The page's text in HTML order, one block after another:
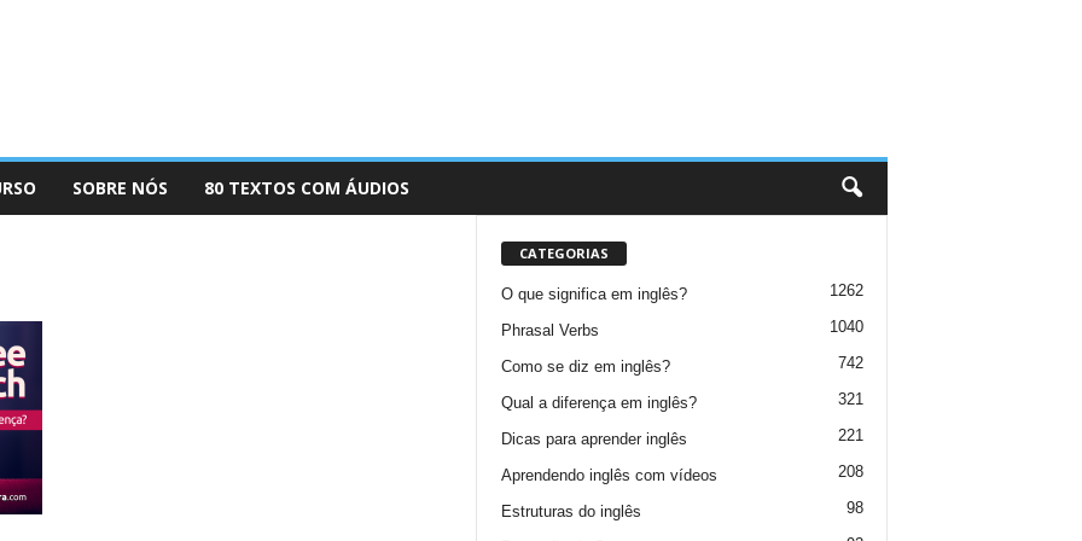
SOBRE NÓS 80 TEXTOS COM ÁUDIOS
CATEGORIAS
O que significa em inglês? 1262
Phrasal Verbs 1040
Como se diz em inglês? 742
Qual a diferença em inglês? 321
Dicas para aprender inglês 221
Aprendendo inglês com vídeos 208
Estruturas do inglês 98